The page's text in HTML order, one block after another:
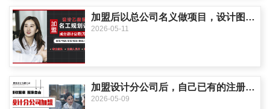
加盟后以总公司名义做项目，设计图纸的审核和签字盖章需要多久？
2026-05-11
加盟设计分公司后，自己已有的注册建筑师证书还能继续用吗？要转
2026-05-09